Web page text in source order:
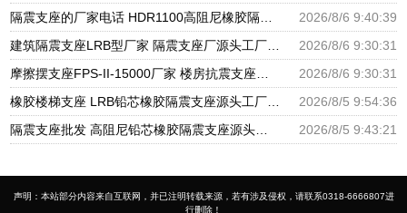
隔震支座的厂家电话 HDR1100高阻尼橡胶隔震支座生产厂家 建筑高阻尼支座减震支座厂家
2026/8/6 9:40:39
建筑隔震支座LRB型厂家 隔震支座厂源头工厂 LRB300橡胶隔震支座多少钱
2026/8/6 9:30:31
摩擦摆支座FPS-II-15000厂家 楼房抗震支座厂家 建筑铅芯橡胶抗震支座源头工厂
2026/8/6 9:30:31
橡胶楼梯支座 LRB铅芯橡胶隔震支座源头工厂 抗震支座LNR800厂家
2026/8/5 9:54:36
隔震支座批发 高阻尼铅芯橡胶隔震支座源头工厂 HDR1300高阻尼橡胶隔震支座
2026/8/5 9:43:21
声明：本站部分内容来自互联网，并已注明转载来源，若有涉及侵权，请联系0318-6666807进
行删除！